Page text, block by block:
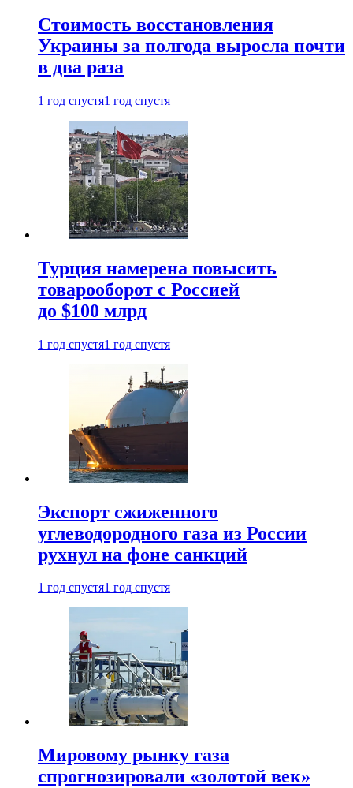
Стоимость восстановления
Украины за полгода выросла почти
в два раза
1 год спустя1 год спустя
Турция намерена повысить
товарооборот с Россией
до $100 млрд
1 год спустя1 год спустя
Экспорт сжиженного
углеводородного газа из России
рухнул на фоне санкций
1 год спустя1 год спустя
Мировому рынку газа
спрогнозировали «золотой век»